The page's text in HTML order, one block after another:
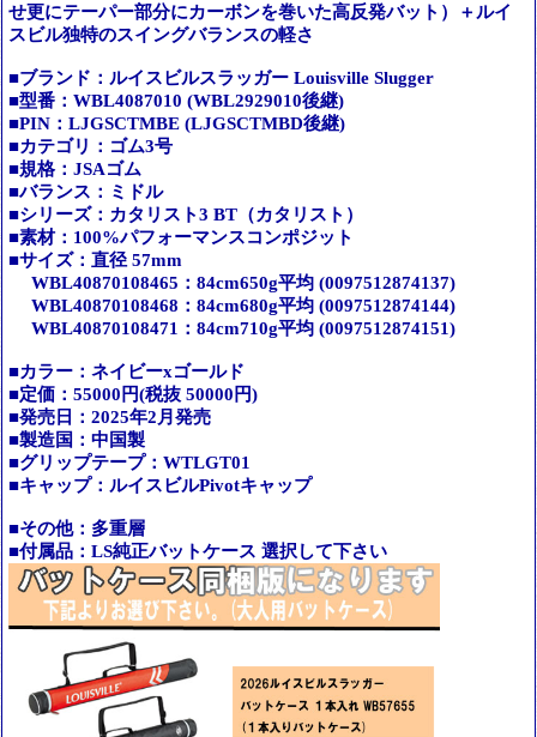
せ更にテーパー部分にカーボンを巻いた高反発バット）＋ルイ
スビル独特のスイングバランスの軽さ
■ブランド：ルイスビルスラッガー Louisville Slugger
■型番：WBL4087010 (WBL2929010後継)
■PIN：LJGSCTMBE (LJGSCTMBD後継)
■カテゴリ：ゴム3号
■規格：JSAゴム
■バランス：ミドル
■シリーズ：カタリスト3 BT（カタリスト）
■素材：100%パフォーマンスコンポジット
■サイズ：直径 57mm
WBL40870108465：84cm650g平均 (0097512874137)
WBL40870108468：84cm680g平均 (0097512874144)
WBL40870108471：84cm710g平均 (0097512874151)
■カラー：ネイビーxゴールド
■定価：55000円(税抜 50000円)
■発売日：2025年2月発売
■製造国：中国製
■グリップテープ：WTLGT01
■キャップ：ルイスビルPivotキャップ
■その他：多重層
■付属品：LS純正バットケース 選択して下さい